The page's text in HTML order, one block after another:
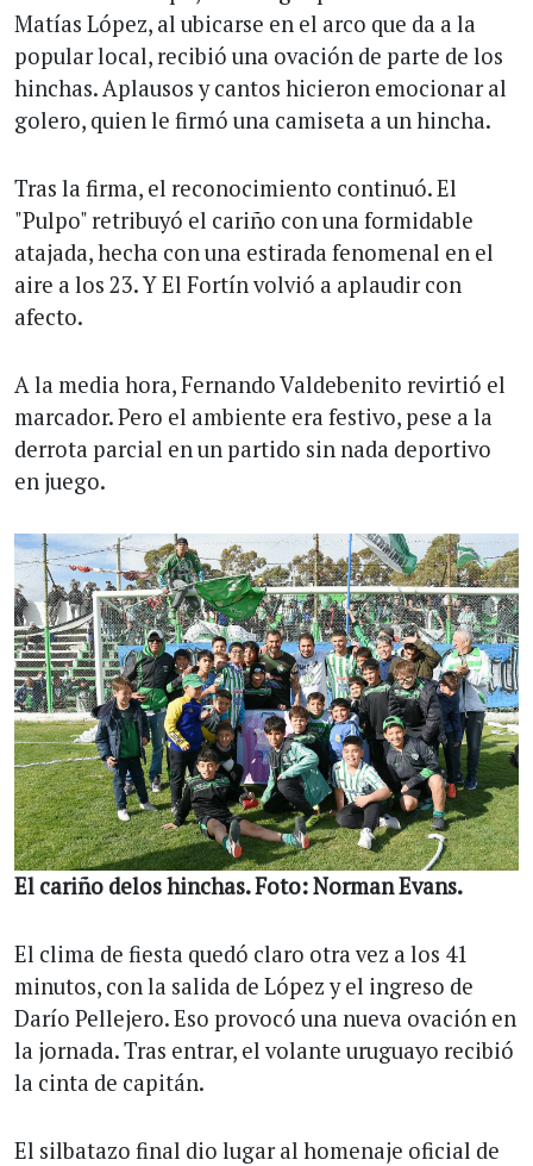
Matías López, al ubicarse en el arco que da a la
popular local, recibió una ovación de parte de los
hinchas. Aplausos y cantos hicieron emocionar al
golero, quien le firmó una camiseta a un hincha.
Tras la firma, el reconocimiento continuó. El
"Pulpo" retribuyó el cariño con una formidable
atajada, hecha con una estirada fenomenal en el
aire a los 23. Y El Fortín volvió a aplaudir con
afecto.
A la media hora, Fernando Valdebenito revirtió el
marcador. Pero el ambiente era festivo, pese a la
derrota parcial en un partido sin nada deportivo
en juego.
El cariño delos hinchas. Foto: Norman Evans.
El clima de fiesta quedó claro otra vez a los 41
minutos, con la salida de López y el ingreso de
Darío Pellejero. Eso provocó una nueva ovación en
la jornada. Tras entrar, el volante uruguayo recibió
la cinta de capitán.
El silbatazo final dio lugar al homenaje oficial de